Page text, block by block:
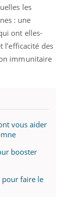
les
: une
ont elles-
des
immunitaire
vous aider
booster
faire le